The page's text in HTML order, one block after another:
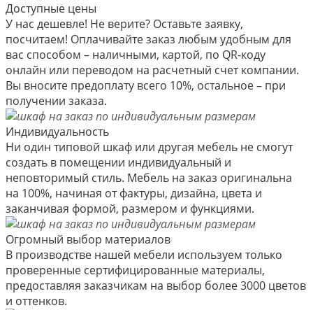
Доступные цены
У нас дешевле! Не верите? Оставьте заявку,
посчитаем! Оплачивайте заказ любым удобным для
вас способом – наличными, картой, по QR-коду
онлайн или переводом на расчетный счет компании.
Вы вносите предоплату всего 10%, остальное – при
получении заказа.
Индивидуальность
Ни один типовой шкаф или другая мебель не смогут
создать в помещении индивидуальный и
неповторимый стиль. Мебель на заказ оригинальна
на 100%, начиная от фактуры, дизайна, цвета и
заканчивая формой, размером и функциями.
Огромный выбор материалов
В производстве нашей мебели используем только
проверенные сертифицированные материалы,
предоставляя заказчикам на выбор более 3000 цветов
и оттенков.